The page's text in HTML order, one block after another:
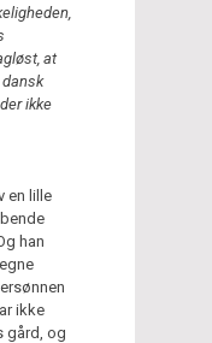
at
ikke
en lille
han
ikke
gård, og